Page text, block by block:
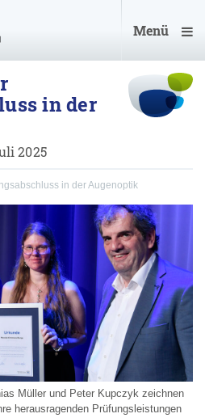
Menü
in der
2025
in der Augenoptik
Müller und Peter Kupczyk zeichnen
herausragenden Prüfungsleistungen